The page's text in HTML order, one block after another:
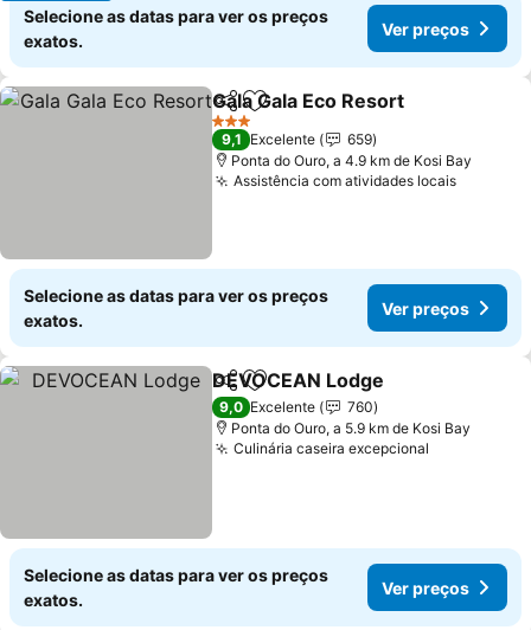
Selecione as datas para ver os preços
exatos.
Ver preços
PartilharAdicionar aos favoritos
Gala Gala Eco Resort
3 Estrelas
9,1 Excelente
659
Ponta do Ouro, a 4.9 km de Kosi Bay
Assistência com atividades locaisVer
Selecione as datas para ver os preços
exatos.
Ver preços
PartilharAdicionar aos favoritos
DEVOCEAN Lodge
9,0 Excelente
760
Ponta do Ouro, a 5.9 km de Kosi Bay
Culinária caseira excepcional
Selecione as datas para ver os preços
exatos.
Ver preços